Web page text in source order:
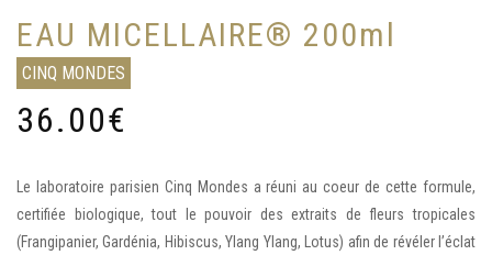
EAU MICELLAIRE® 200ml
CINQ MONDES
36.00€
Le laboratoire parisien Cinq Mondes a réuni au coeur de cette formule,
certifiée biologique, tout le pouvoir des extraits de fleurs tropicales
(Frangipanier, Gardénia, Hibiscus, Ylang Ylang, Lotus) afin de révéler l’éclat